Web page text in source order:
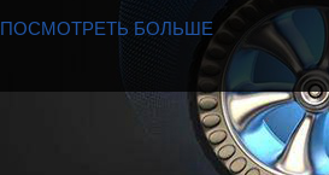
ПОСМОТРЕТЬ БОЛЬШЕ